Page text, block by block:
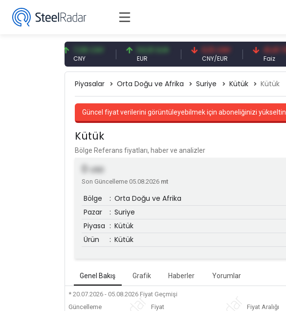
7,08 CNY 54,91 EUR
EUR
0,13 CNY
CNY/EUR
41,41 TRY
Faiz
Piyasalar Orta Doğu ve Afrika Suriye Kütük Kütük
Güncel fiyat verilerini görüntüleyebilmek için aboneliğinizi yükseltin.
Kütük
Bölge Referans fiyatları, haber ve analizler
0 USD
Son Güncelleme 05.08.2026 mt
Bölge : Orta Doğu ve Afrika
Pazar
: Suriye
Piyasa : Kütük
Ürün
: Kütük
Genel Bakış Grafik Haberler Yorumlar
* 20.07.2026 - 05.08.2026 Fiyat Geçmişi
Güncelleme
Fiyat Fiyat Aralığı